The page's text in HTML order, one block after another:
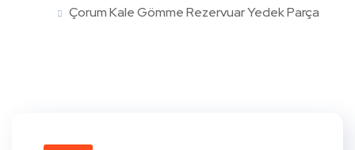
Çorum Kale Gömme Rezervuar Yedek Parça